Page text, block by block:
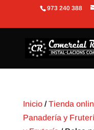
Abrir barra de
973 240 388
Inicio/Tienda
Panadería y